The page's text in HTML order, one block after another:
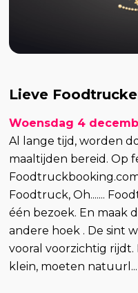
Lieve
Woensdag 4
Al lange tijd, worden
maaltijden bereid. Op
Foodtruck, Oh.......
één bezoek. En maak
andere hoek . De sint
vooral voorzichtig
klein, moeten natuurl...